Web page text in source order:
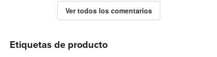
Ver todos los comentarios
Etiquetas de producto